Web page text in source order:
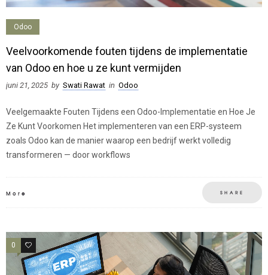
Odoo
Veelvoorkomende fouten tijdens de implementatie
van Odoo en hoe u ze kunt vermijden
juni 21, 2025 by Swati Rawat in Odoo
Veelgemaakte Fouten Tijdens een Odoo-Implementatie en Hoe Je
Ze Kunt Voorkomen Het implementeren van een ERP-systeem
zoals Odoo kan de manier waarop een bedrijf werkt volledig
transformeren — door workflows
More SHARE
0 0